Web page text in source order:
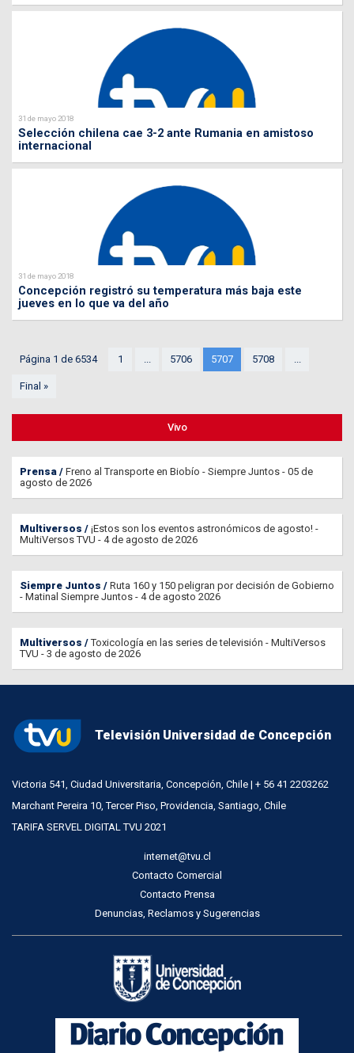
31 de mayo 2018
Selección chilena cae 3-2 ante Rumania en amistoso
internacional
31 de mayo 2018
Concepción registró su temperatura más baja este
jueves en lo que va del año
Página 1 de 6534 1 ... 5706 5707 5708 ...
Final »
Vivo
Prensa
Freno al Transporte en Biobío - Siempre Juntos - 05 de
agosto de 2026
Multiversos
¡Estos son los eventos astronómicos de agosto! -
MultiVersos TVU - 4 de agosto de 2026
Siempre Juntos
Ruta 160 y 150 peligran por decisión de Gobierno
- Matinal Siempre Juntos - 4 de agosto 2026
Multiversos
Toxicología en las series de televisión - MultiVersos
TVU - 3 de agosto de 2026
Televisión Universidad de Concepción
Victoria 541, Ciudad Universitaria, Concepción, Chile | + 56 41 2203262
Marchant Pereira 10, Tercer Piso, Providencia, Santiago, Chile
TARIFA SERVEL DIGITAL TVU 2021
internet@tvu.cl
Contacto Comercial
Contacto Prensa
Denuncias, Reclamos y Sugerencias